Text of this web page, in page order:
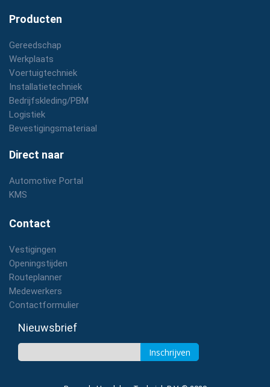
Producten
Gereedschap
Werkplaats
Voertuigtechniek
Installatietechniek
Bedrijfskleding/PBM
Logistiek
Bevestigingsmateriaal
Direct naar
Automotive Portal
KMS
Contact
Vestigingen
Openingstijden
Routeplanner
Medewerkers
Contactformulier
Nieuwsbrief
Inschrijven